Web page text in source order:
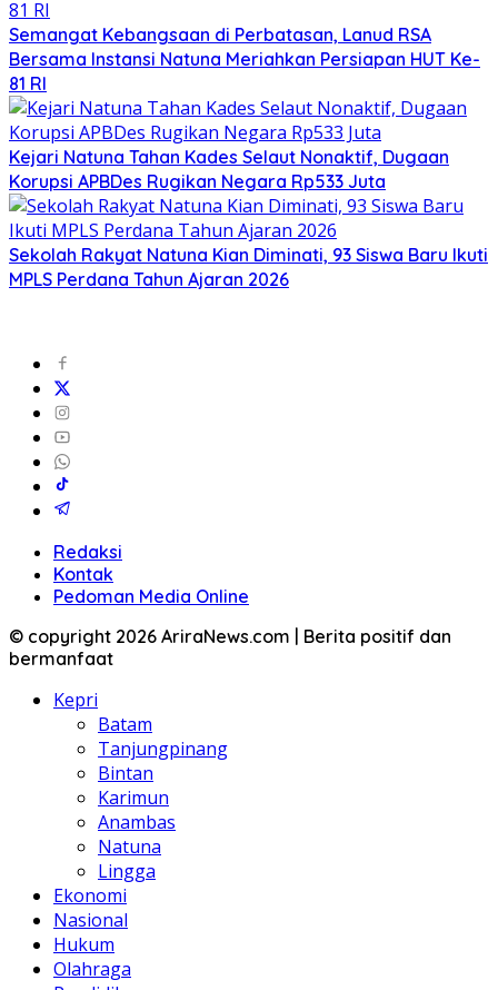
Semangat Kebangsaan di Perbatasan, Lanud RSA
Bersama Instansi Natuna Meriahkan Persiapan HUT Ke-
81 RI
Kejari Natuna Tahan Kades Selaut Nonaktif, Dugaan
Korupsi APBDes Rugikan Negara Rp533 Juta
Sekolah Rakyat Natuna Kian Diminati, 93 Siswa Baru Ikuti
MPLS Perdana Tahun Ajaran 2026
Redaksi
Kontak
Pedoman Media Online
© copyright 2026 AriraNews.com | Berita positif dan
bermanfaat
Kepri
Batam
Tanjungpinang
Bintan
Karimun
Anambas
Natuna
Lingga
Ekonomi
Nasional
Hukum
Olahraga